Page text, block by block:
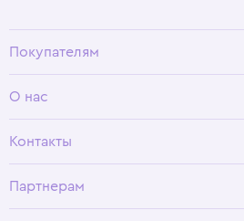
Покупателям
Условия возврата
О нас
Программа лояльности
Контакты
Партнерам